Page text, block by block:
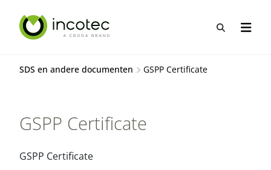
over
over
Open
Open
SDS en andere documenten GSPP Certificate
GSPP Certificate
GSPP Certificate